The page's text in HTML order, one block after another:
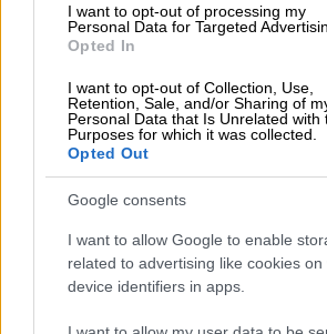
I want to opt-out of processing my
Personal Data for Targeted
Opted In
I want to opt-out of Collection, Use,
Retention, Sale, and/or Sharing of
Personal Data that Is Unrelated with
Purposes for which it was collected.
Opted Out
Google consents
I want to allow Google to enable
related to advertising like cookies on
device identifiers in apps.
55χρονο Ελληνοαυστραλό
έναν από τους πλέον
φυγόδικους των
της Interpol.
Ο Δαλαμάγκας κατηγορείται
δολοφονία του ομογενή
Γιαννόπουλου στο Σίδνεϊ το
με τις αυστραλιανές Αρχές,
εγκατέλειψε τη χώρα και
εξαφανίσει τα ίχνη του,